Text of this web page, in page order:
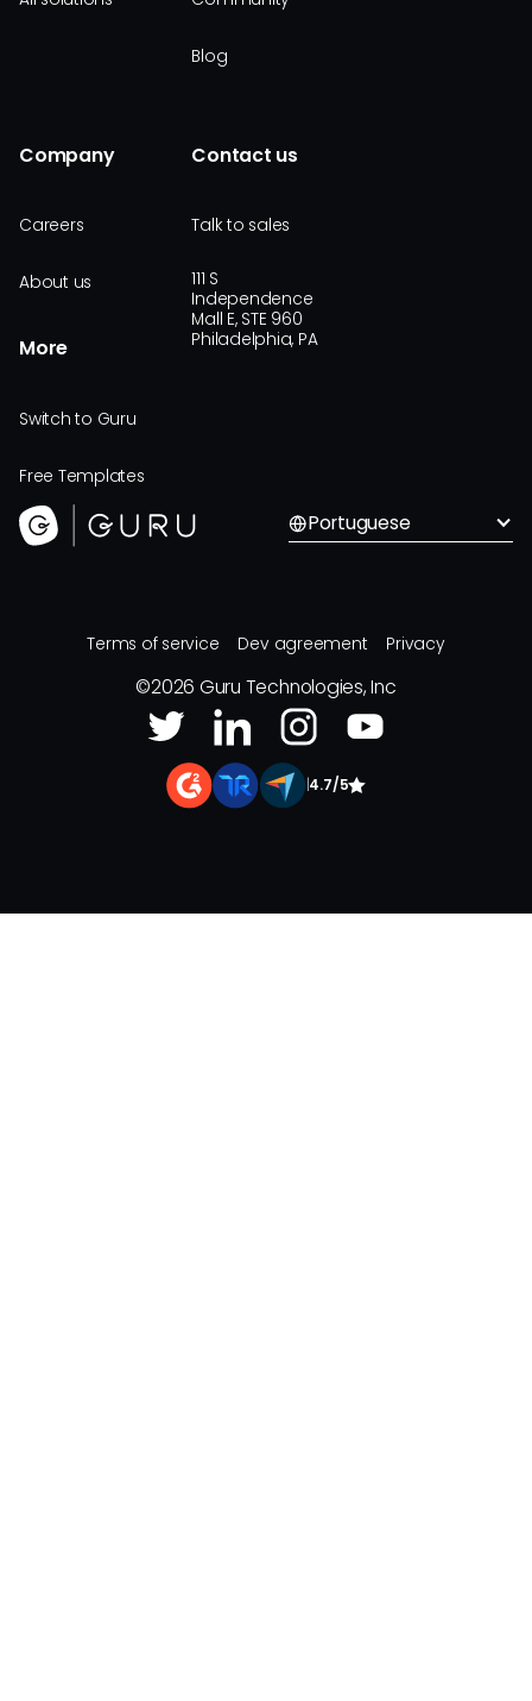
Blog
Company
Careers
About us
More
Switch to Guru
Free Templates
Contact us
Talk to sales
111 S
Independence
Mall E, STE 960
Philadelphia, PA
Portuguese
Terms of service Dev agreement Privacy
©2026 Guru Technologies, Inc
4.7/5